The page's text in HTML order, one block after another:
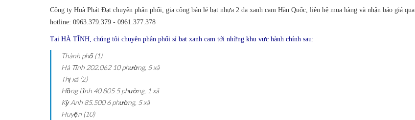
Công ty Hoà Phát Đạt chuyên phân phối, gia công bán lẻ bạt nhựa 2 da xanh cam Hàn Quốc, liên hệ mua hàng và nhận báo giá qua
hotline: 0963.379.379 - 0961.377.378
Tại HÀ TĨNH, chúng tôi chuyên phân phối sỉ bạt xanh cam tới những khu vực hành chính sau:
Thành phố (1)
Hà Tĩnh 202.062 10 phường, 5 xã
Thị xã (2)
Hồng Lĩnh 40.805 5 phường, 1 xã
Kỳ Anh 85.500 6 phường, 5 xã
Huyện (10)